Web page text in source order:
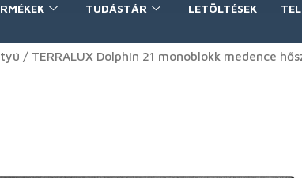
TUDÁSTÁR LETÖLTÉSEK
/ TERRALUX Dolphin 21 monoblokk medence